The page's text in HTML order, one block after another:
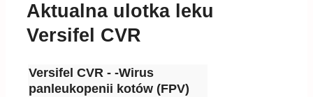
Aktualna ulotka leku
Versifel CVR
Versifel CVR - -Wirus
panleukopenii kotów (FPV)